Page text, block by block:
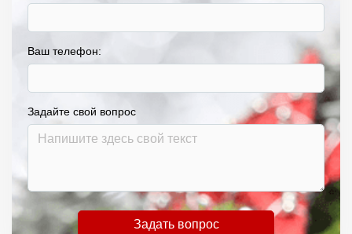
Ваш телефон:
Задайте свой вопрос
Задать вопрос